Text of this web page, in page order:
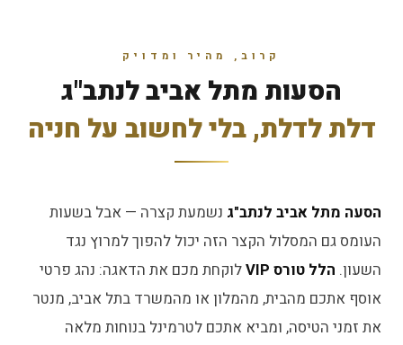
קרוב, מהיר ומדויק
הסעות מתל אביב לנתב"ג
דלת לדלת, בלי לחשוב על חניה
הסעה מתל אביב לנתב"ג נשמעת קצרה — אבל בשעות
העומס גם המסלול הקצר הזה יכול להפוך למרוץ נגד
השעון. הלל טורס VIP
לוקחת מכם את הדאגה: נהג פרטי
אוסף אתכם מהבית, מהמלון או מהמשרד בתל אביב, מנטר
את זמני הטיסה, ומביא אתכם לטרמינל בנוחות מלאה